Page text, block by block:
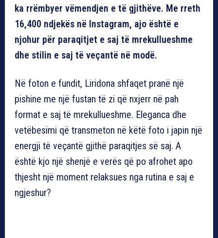
ka rrëmbyer vëmendjen e të gjithëve. Me rreth
16,400 ndjekës në Instagram, ajo është e
njohur për paraqitjet e saj të mrekullueshme
dhe stilin e saj të veçantë në modë.
Në foton e fundit, Liridona shfaqet pranë një
pishine me një fustan të zi që nxjerr në pah
format e saj të mrekullueshme. Eleganca dhe
vetëbesimi që transmeton në këtë foto i japin një
energji të veçantë gjithë paraqitjes së saj. A
është kjo një shenjë e verës që po afrohet apo
thjesht një moment relaksues nga rutina e saj e
ngjeshur?